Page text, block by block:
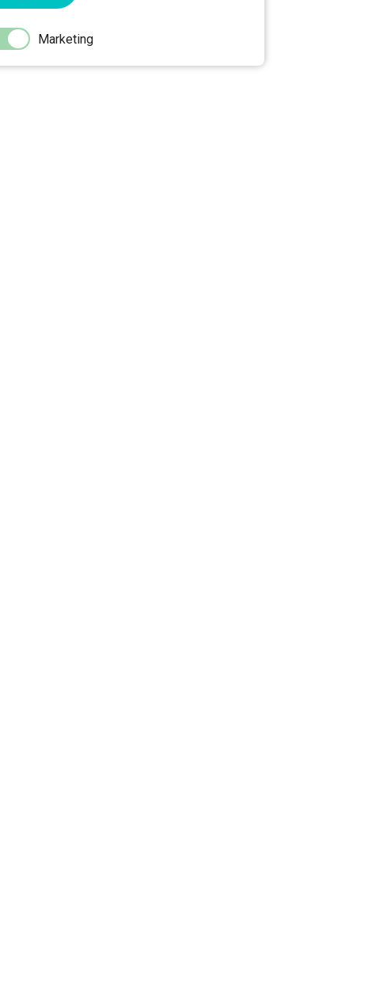
Marketing